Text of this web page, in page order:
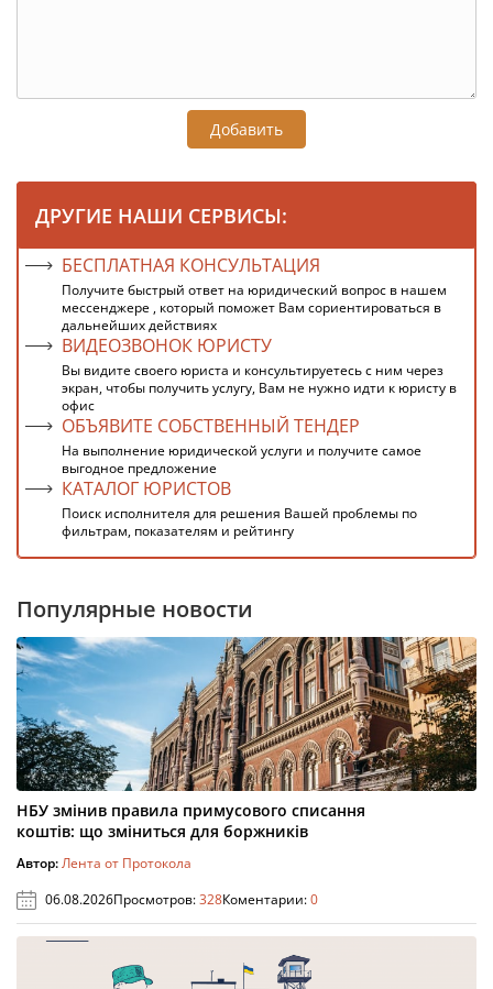
Добавить
ДРУГИЕ НАШИ СЕРВИСЫ:
БЕСПЛАТНАЯ КОНСУЛЬТАЦИЯ
Получите быстрый ответ на юридический вопрос в нашем
мессенджере , который поможет Вам сориентироваться в
дальнейших действиях
ВИДЕОЗВОНОК ЮРИСТУ
Вы видите своего юриста и консультируетесь с ним через
экран, чтобы получить услугу, Вам не нужно идти к юристу в
офис
ОБЪЯВИТЕ СОБСТВЕННЫЙ ТЕНДЕР
На выполнение юридической услуги и получите самое
выгодное предложение
КАТАЛОГ ЮРИСТОВ
Поиск исполнителя для решения Вашей проблемы по
фильтрам, показателям и рейтингу
Популярные новости
НБУ змінив правила примусового списання
коштів: що зміниться для боржників
Автор:Лента от Протокола
06.08.2026Просмотров:328Коментарии:0